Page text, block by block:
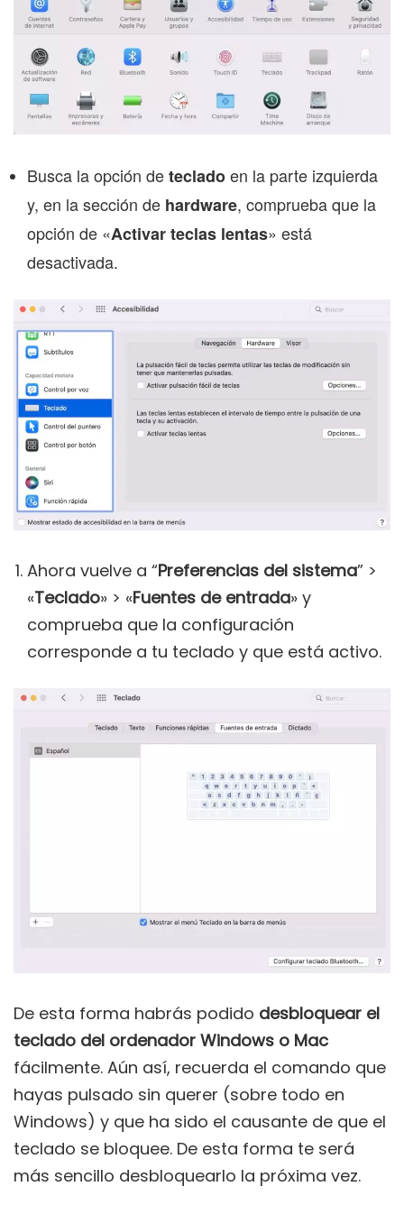
Busca la opción detecladoen la parte izquierda
y, en la sección de hardware, comprueba que la
opción de «Activar teclas lentas» está
desactivada.
Ahora vuelve a “Preferencias del sistema” >
«Teclado» > «Fuentes de entrada» y
comprueba que la configuración
corresponde a tu teclado y que está activo.
De esta forma habrás podido desbloquear el
teclado del ordenador Windows o Mac
fácilmente. Aún así, recuerda el comando que
hayas pulsado sin querer (sobre todo en
Windows) y que ha sido el causante de que el
teclado se bloquee. De esta forma te será
más sencillo desbloquearlo la próxima vez.